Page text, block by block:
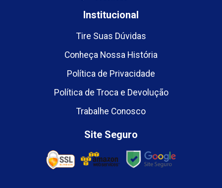
Institucional
Tire Suas Dúvidas
Conheça Nossa História
Política de Privacidade
Política de Troca e Devolução
Trabalhe Conosco
Site Seguro